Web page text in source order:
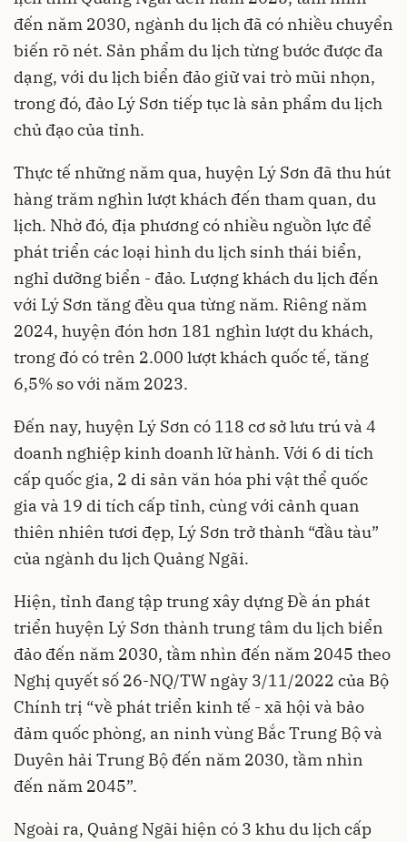
đến năm 2030, ngành du lịch đã có nhiều chuyển
biến rõ nét. Sản phẩm du lịch từng bước được đa
dạng, với du lịch biển đảo giữ vai trò mũi nhọn,
trong đó, đảo Lý Sơn tiếp tục là sản phẩm du lịch
chủ đạo của tỉnh.
Thực tế những năm qua, huyện Lý Sơn đã thu hút
hàng trăm nghìn lượt khách đến tham quan, du
lịch. Nhờ đó, địa phương có nhiều nguồn lực để
phát triển các loại hình du lịch sinh thái biển,
nghỉ dưỡng biển - đảo. Lượng khách du lịch đến
với Lý Sơn tăng đều qua từng năm. Riêng năm
2024, huyện đón hơn 181 nghìn lượt du khách,
trong đó có trên 2.000 lượt khách quốc tế, tăng
6,5% so với năm 2023.
Đến nay, huyện Lý Sơn có 118 cơ sở lưu trú và 4
doanh nghiệp kinh doanh lữ hành. Với 6 di tích
cấp quốc gia, 2 di sản văn hóa phi vật thể quốc
gia và 19 di tích cấp tỉnh, cùng với cảnh quan
thiên nhiên tươi đẹp, Lý Sơn trở thành “đầu tàu”
của ngành du lịch Quảng Ngãi.
Hiện, tỉnh đang tập trung xây dựng Đề án phát
triển huyện Lý Sơn thành trung tâm du lịch biển
đảo đến năm 2030, tầm nhìn đến năm 2045 theo
Nghị quyết số 26-NQ/TW ngày 3/11/2022 của Bộ
Chính trị “về phát triển kinh tế - xã hội và bảo
đảm quốc phòng, an ninh vùng Bắc Trung Bộ và
Duyên hải Trung Bộ đến năm 2030, tầm nhìn
đến năm 2045”.
Ngoài ra, Quảng Ngãi hiện có 3 khu du lịch cấp